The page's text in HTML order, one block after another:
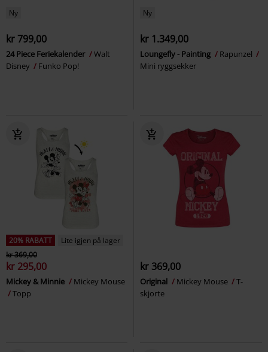
Ny
kr 799,00
24 Piece Feriekalender
Walt
Disney
Funko Pop!
Ny
kr 1.349,00
Loungefly - Painting
Rapunzel
Mini ryggsekker
20% RABATT
Lite igjen på lager
kr 369,00
kr 295,00
Mickey & Minnie
Mickey Mouse
Topp
kr 369,00
Original Mickey Mouse
T-
skjorte